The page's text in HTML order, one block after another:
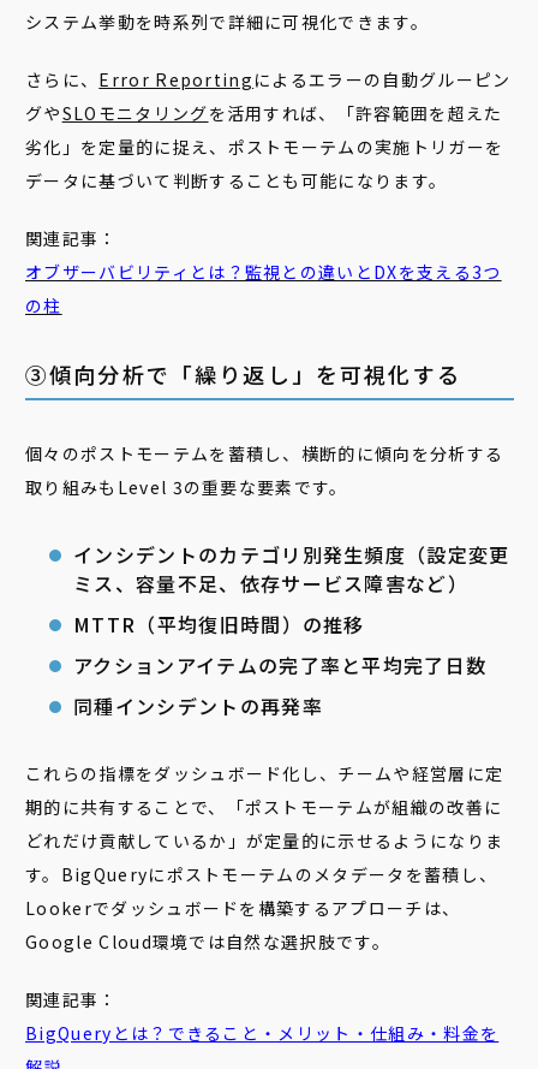
システム挙動を時系列で詳細に可視化できます。
さらに、 Error Reporting によるエラーの自動グルーピン
グやSLOモニタリングを活用すれば、「許容範囲を超えた
劣化」を定量的に捉え、ポストモーテムの実施トリガーを
データに基づいて判断することも可能になります。
関連記事：
オブザーバビリティとは？監視との違いとDXを支える3つ
の柱
③傾向分析で「繰り返し」を可視化する
個々のポストモーテムを蓄積し、横断的に傾向を分析する
取り組みもLevel 3の重要な要素です。
インシデントのカテゴリ別発生頻度（設定変更
ミス、容量不足、依存サービス障害など）
MTTR（平均復旧時間）の推移
アクションアイテムの完了率と平均完了日数
同種インシデントの再発率
これらの指標をダッシュボード化し、チームや経営層に定
期的に共有することで、「ポストモーテムが組織の改善に
どれだけ貢献しているか」が定量的に示せるようになりま
す。BigQueryにポストモーテムのメタデータを蓄積し、
Lookerでダッシュボードを構築するアプローチは、
Google Cloud環境では自然な選択肢です。
関連記事：
BigQueryとは？できること・メリット・仕組み・料金を